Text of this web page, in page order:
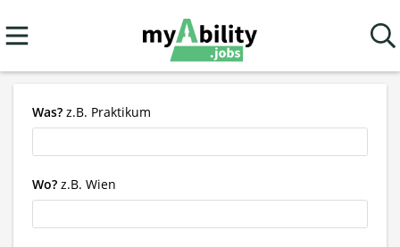
Was? z.B. Praktikum
Wo? z.B. Wien